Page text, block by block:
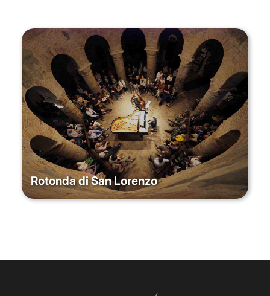
Rotonda di San Lorenzo